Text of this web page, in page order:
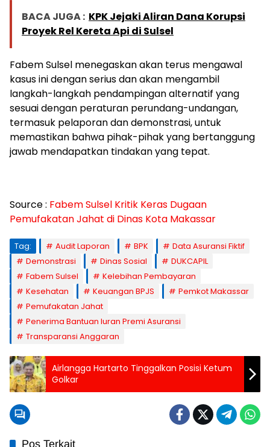
BACA JUGA : KPK Jejaki Aliran Dana Korupsi
Proyek Rel Kereta Api di Sulsel
Fabem Sulsel menegaskan akan terus mengawal
kasus ini dengan serius dan akan mengambil
langkah-langkah pendampingan alternatif yang
sesuai dengan peraturan perundang-undangan,
termasuk pelaporan dan demonstrasi, untuk
memastikan bahwa pihak-pihak yang bertanggung
jawab mendapatkan tindakan yang tepat.
Source : Fabem Sulsel Kritik Keras Dugaan
Pemufakatan Jahat di Dinas Kota Makassar
Tag: Audit Laporan BPK
Data Asuransi Fiktif
Demonstrasi
Dinas Sosial
DUKCAPIL
Fabem Sulsel
Kelebihan Pembayaran
Kesehatan
Keuangan BPJS
Pemkot Makassar
Pemufakatan Jahat
Penerima Bantuan Iuran Premi Asuransi
Transparansi Anggaran
Airlangga Hartarto Tinggalkan Posisi Ketum
Golkar
Pos Terkait